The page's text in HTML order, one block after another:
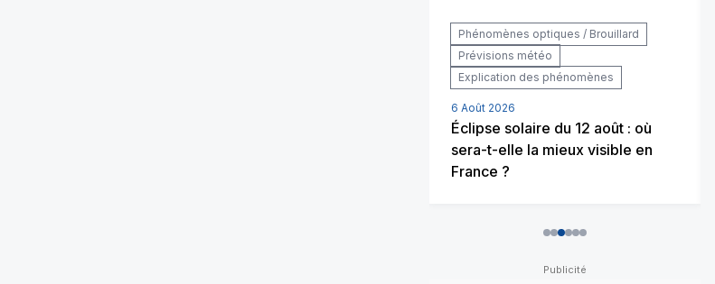
Phénomènes optiques / Brouillard
Prévisions météo
Explication des phénomènes
6 Août 2026
Éclipse solaire du 12 août : où
sera-t-elle la mieux visible en
France ?
012345